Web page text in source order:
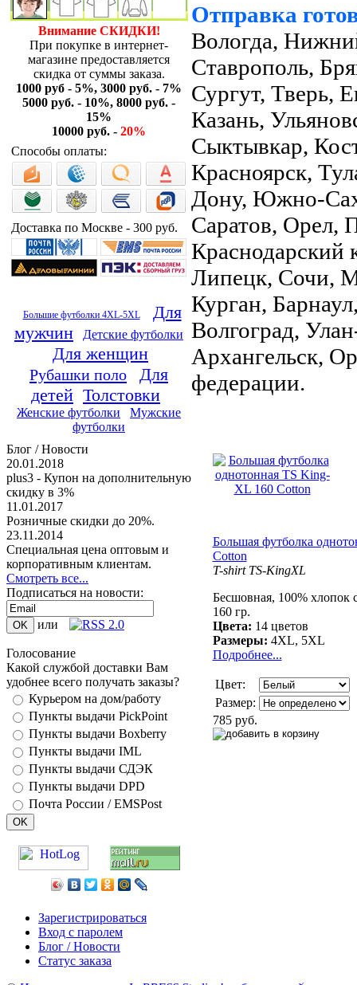
Внимание СКИДКИ!
При покупке в интернет-
магазине предоставляется
скидка от суммы заказа.
1000 руб - 5%, 3000 руб. - 7%
5000 руб. - 10%, 8000 руб. -
15%
10000 руб. - 20%
Способы оплаты:
Доставка по Москве - 300 руб.
Большие футболки 4XL-5XL
Для
мужчин
Детские футболки
Для женщин
Рубашки поло
Для
детей Толстовки
Женские футболки
Мужские
футболки
Блог / Новости
20.01.2018
plus3 - Купон на дополнительную
скидку в 3%
11.01.2017
Розничные скидки до 20%.
23.11.2014
Специальная цена оптовым и
корпоративным клиентам.
Смотреть все...
Подписаться на новости:
или
Голосование
Какой службой доставки Вам
удобнее всего получать заказы?
Курьером на дом/работу
Пункты выдачи PickPoint
Пункты выдачи Boxberry
Пункты выдачи IML
Пункты выдачи СДЭК
Пункты выдачи DPD
Почта России / EMSPost
Отправка
Вологда,
Ставрополь,
Сургут, Тверь,
Казань,
Сыктывкар,
Красноярск,
Дону, Южно-
Саратов, Орел,
Краснодарский
Липецк, Сочи,
Курган,
Волгоград,
Архангельск,
федерации.
Большая футболка
Cotton
T-shirt TS-KingXL
Бесшовная, 100% хлопок
160 гр.
Цвета: 14 цветов
Размеры: 4XL, 5XL
Подробнее...
Цвет:
Размер:
785 руб.
Зарегистрироваться
Вход с паролем
Блог / Новости
Статус заказа